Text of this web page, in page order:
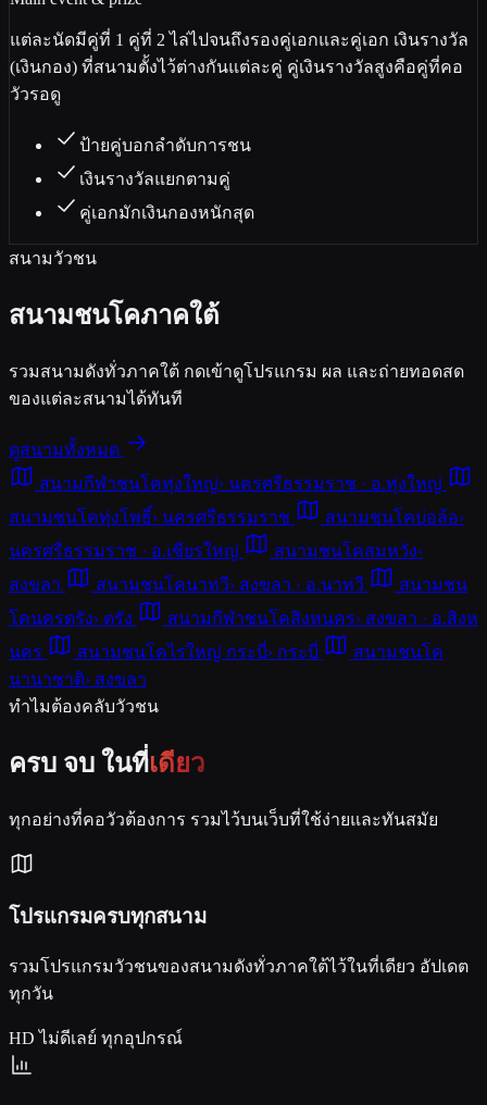
แต่ละนัดมีคู่ที่ 1 คู่ที่ 2 ไล่ไปจนถึงรองคู่เอกและคู่เอก เงินรางวัล
(เงินกอง) ที่สนามตั้งไว้ต่างกันแต่ละคู่ คู่เงินรางวัลสูงคือคู่ที่คอ
วัวรอดู
ป้ายคู่บอกลำดับการชน
เงินรางวัลแยกตามคู่
คู่เอกมักเงินกองหนักสุด
สนามวัวชน
สนามชนโคภาคใต้
รวมสนามดังทั่วภาคใต้ กดเข้าดูโปรแกรม ผล และถ่ายทอดสด
ของแต่ละสนามได้ทันที
ดูสนามทั้งหมด
สนามกีฬาชนโคทุ่งใหญ่› นครศรีธรรมราช · อ.ทุ่งใหญ่
สนามชนโคทุ่งโพธิ์› นครศรีธรรมราช สนามชนโคบ่อล้อ›
นครศรีธรรมราช · อ.เชียรใหญ่
สนามชนโคสมหวัง›
สงขลา
สนามชนโคนาทวี› สงขลา · อ.นาทวี
สนามชน
โคนครตรัง› ตรัง สนามกีฬาชนโคสิงหนคร› สงขลา · อ.สิงห
นคร
สนามชนโคไร่ใหญ่ กระบี่› กระบี่
สนามชนโค
นานาชาติ› สงขลา
ทำไมต้องคลับวัวชน
ครบ จบ ในที่เดียว
ทุกอย่างที่คอวัวต้องการ รวมไว้บนเว็บที่ใช้ง่ายและทันสมัย
โปรแกรมครบทุกสนาม
รวมโปรแกรมวัวชนของสนามดังทั่วภาคใต้ไว้ในที่เดียว อัปเดต
ทุกวัน
HD ไม่ดีเลย์ ทุกอุปกรณ์